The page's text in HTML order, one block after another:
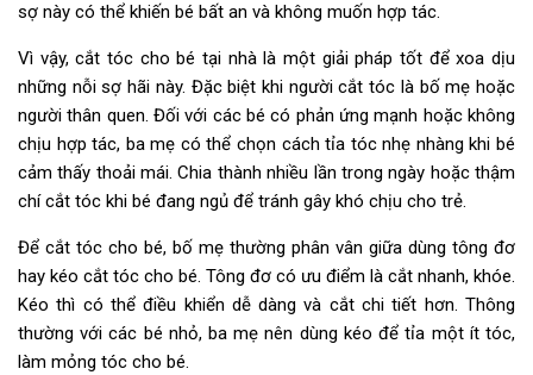
sợ này có thể khiến bé bất an và không muốn hợp tác.
Vì vậy, cắt tóc cho bé tại nhà là một giải pháp tốt để xoa dịu
những nỗi sợ hãi này. Đặc biệt khi người cắt tóc là bố mẹ hoặc
người thân quen. Đối với các bé có phản ứng mạnh hoặc không
chịu hợp tác, ba mẹ có thể chọn cách tỉa tóc nhẹ nhàng khi bé
cảm thấy thoải mái. Chia thành nhiều lần trong ngày hoặc thậm
chí cắt tóc khi bé đang ngủ để tránh gây khó chịu cho trẻ.
Để cắt tóc cho bé, bố mẹ thường phân vân giữa dùng tông đơ
hay kéo cắt tóc cho bé. Tông đơ có ưu điểm là cắt nhanh, khóe.
Kéo thì có thể điều khiển dễ dàng và cắt chi tiết hơn. Thông
thường với các bé nhỏ, ba mẹ nên dùng kéo để tỉa một ít tóc,
làm mỏng tóc cho bé.